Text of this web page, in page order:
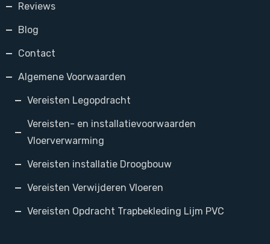
Reviews
Blog
Contact
Algemene Voorwaarden
Vereisten Legopdracht
Vereisten- en installatievoorwaarden
Vloerverwarming
Vereisten installatie Droogbouw
Vereisten Verwijderen Vloeren
Vereisten Opdracht Trapbekleding Lijm PVC